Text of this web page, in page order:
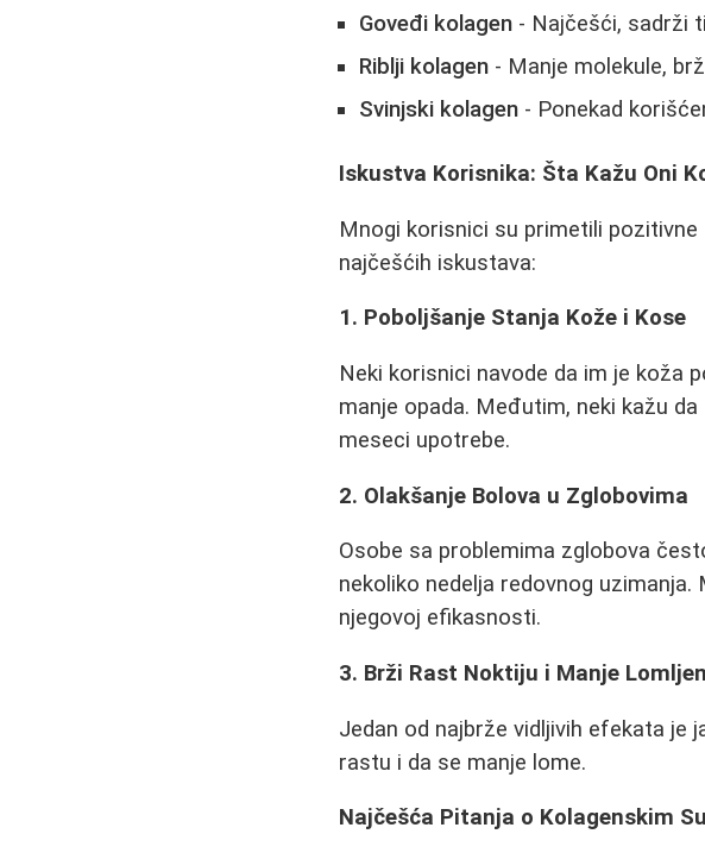
Goveđi kolagen - Najčešći, sadrži
Riblji kolagen - Manje molekule,
Svinjski kolagen - Ponekad
Iskustva Korisnika: Šta Kažu Oni
Mnogi korisnici su primetili pozitivne
najčešćih iskustava:
1. Poboljšanje Stanja Kože i Kose
Neki korisnici navode da im je koža
manje opada. Međutim, neki kažu
meseci upotrebe.
2. Olakšanje Bolova u Zglobovima
Osobe sa problemima zglobova
nekoliko nedelja redovnog
njegovoj efikasnosti.
3. Brži Rast Noktiju i Manje
Jedan od najbrže vidljivih efekata je
rastu i da se manje lome.
Najčešća Pitanja o Kolagenskim